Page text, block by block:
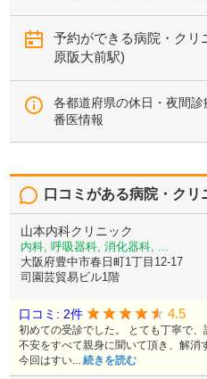
予約ができる病院・クリ
原阪大前駅)
各都道府県の休日・夜間診
番医情報
口コミがある病院・クリ
山本内科クリニック
内科, 呼吸器科, 消化器科, ...
大阪府豊中市春日町1丁目12-17
司園芸貿易ビル1階
口コミ: 2件 4.5
初めての受診でした。 とても丁寧で
不安をすべて親身に聞いて頂き、解消
今回はすい... 続きを読む